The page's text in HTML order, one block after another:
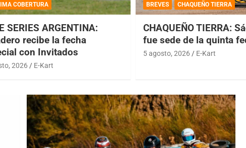
COBERTURA
SERIES ARGENTINA:
recibe la fecha
con Invitados
2026 E-Kart
BREVES CHAQUEÑO TIERRA
CHAQUEÑO TIERRA:
fue sede de la quinta
5 agosto, 2026 E-Kart